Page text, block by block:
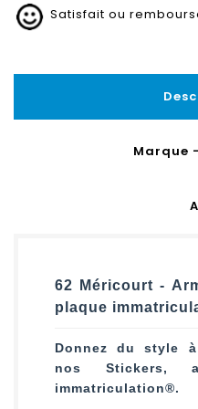
Satisfait ou
Marque
62 Méricourt -
plaque
Donnez du style
nos Stickers,
immatriculation®.